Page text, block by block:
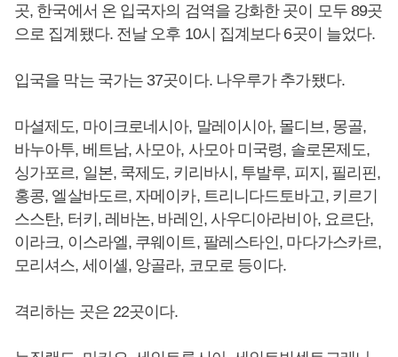
곳, 한국에서 온 입국자의 검역을 강화한 곳이 모두 89곳
으로 집계됐다. 전날 오후 10시 집계보다 6곳이 늘었다.
입국을 막는 국가는 37곳이다. 나우루가 추가됐다.
마셜제도, 마이크로네시아, 말레이시아, 몰디브, 몽골,
바누아투, 베트남, 사모아, 사모아 미국령, 솔로몬제도,
싱가포르, 일본, 쿡제도, 키리바시, 투발루, 피지, 필리핀,
홍콩, 엘살바도르, 자메이카, 트리니다드토바고, 키르기
스스탄, 터키, 레바논, 바레인, 사우디아라비아, 요르단,
이라크, 이스라엘, 쿠웨이트, 팔레스타인, 마다가스카르,
모리셔스, 세이셸, 앙골라, 코모로 등이다.
격리하는 곳은 22곳이다.